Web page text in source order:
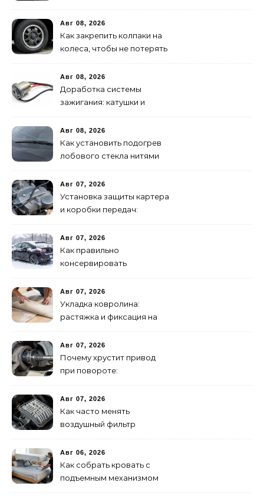
Авг 08, 2026
Как закрепить колпаки на
колеса, чтобы не потерять
Авг 08, 2026
Доработка системы
зажигания: катушки и
Авг 08, 2026
Как установить подогрев
лобового стекла нитями
Авг 07, 2026
Установка защиты картера
и коробки передач:
Авг 07, 2026
Как правильно
консервировать
пошаговая инструкция
Авг 07, 2026
Укладка ковролина:
растяжка и фиксация на
руководство
Авг 07, 2026
Почему хрустит привод
при повороте:
Авг 07, 2026
Как часто менять
воздушный фильтр
признаки износа
Авг 06, 2026
Как собрать кровать с
подъемным механизмом